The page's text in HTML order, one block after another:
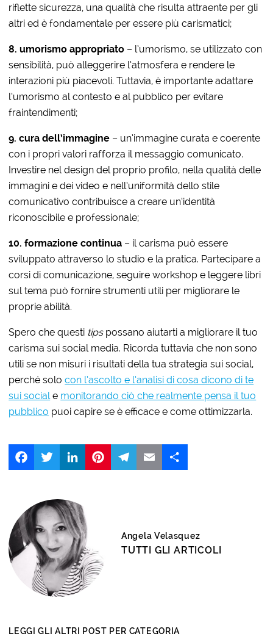
riflette sicurezza, una qualità che risulta attraente per gli
altri ed è fondamentale per essere più carismatici;
8.umorismoappropriato – l’umorismo, se utilizzato con
sensibilità, può alleggerire l’atmosfera e rendere le
interazioni più piacevoli. Tuttavia, è importante adattare
l’umorismo al contesto e al pubblico per evitare
fraintendimenti;
9.cura dell’immagine – un’immagine curata e coerente
con i propri valori rafforza il messaggio comunicato.
Investire nel design del proprio profilo, nella qualità delle
immagini e dei video e nell’uniformità dello stile
comunicativo contribuisce a creare un’identità
riconoscibile e professionale;
10.formazionecontinua – il carisma può essere
sviluppato attraverso lo studio e la pratica. Partecipare a
corsi di comunicazione, seguire workshop e leggere libri
sul tema può fornire strumenti utili per migliorare le
proprie abilità.
Spero che questi tipspossano aiutarti a migliorare il tuo
carisma sui social media. Ricorda tuttavia che non sono
utili se non misuri i risultati della tua strategia sui social,
perché solocon l’ascolto e l’analisi di cosa dicono di te
sui social e monitorando ciò che realmente pensa il tuo
pubblico puoi capire se è efficace e come ottimizzarla.
LinkedIn
Angela Velasquez
TUTTI GLI ARTICOLI
LEGGI GLI ALTRI POST PER CATEGORIA